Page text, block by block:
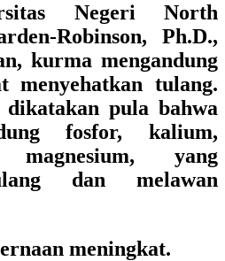
Negeri North
Robinson, Ph.D.,
kurma mengandung
menyehatkan tulang.
pula bahwa
fosfor, kalium,
yang
dan melawan
meningkat.